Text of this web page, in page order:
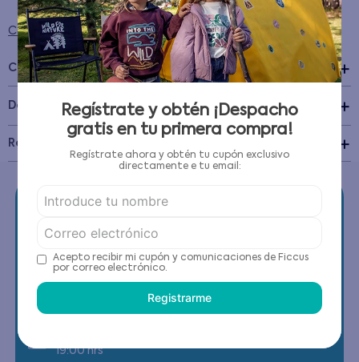
Condiciones para cambios y devoluciones
Características
Detalles del Producto +
Recomendaciones de cuidado
Contáctanos
(22) 6178818 - Compras Internet
19:00 hrs
Regístrate y obtén ¡Despacho
gratis en tu primera compra!
Regístrate ahora y obtén tu cupón exclusivo
directamente e tu email:
Acepto recibir mi cupón y comunicaciones de Ficcus
por correo electrónico.
Registrarme